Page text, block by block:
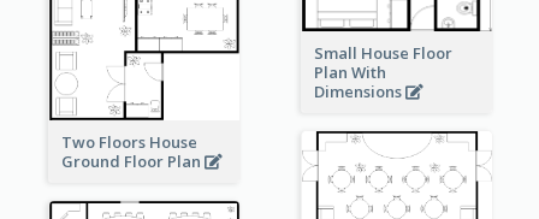
Small House Floor
Plan With
Dimensions
Two Floors House
Ground Floor Plan